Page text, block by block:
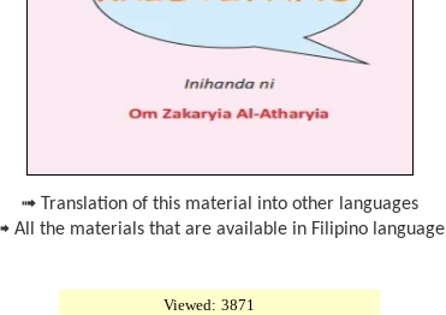
➟ Translation of this material into other languages
All the materials that are available in Filipino language
Viewed: 3871